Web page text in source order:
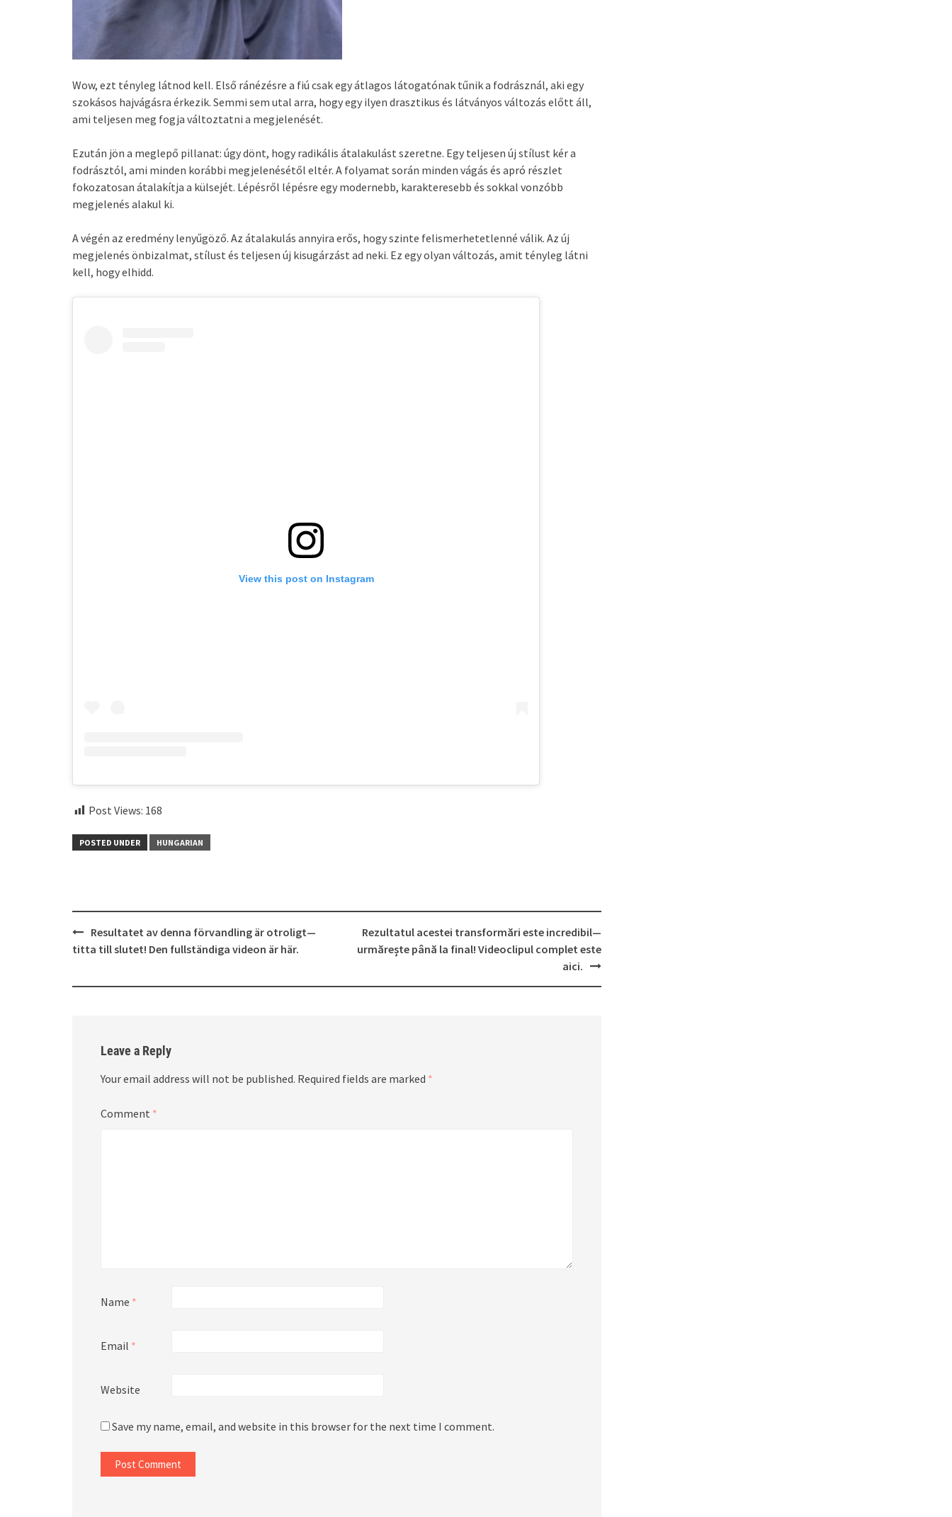
Wow, ezt tényleg látnod kell. Első ránézésre a fiú csak egy átlagos látogatónak tűnik a fodrásznál, aki egy
szokásos hajvágásra érkezik. Semmi sem utal arra, hogy egy ilyen drasztikus és látványos változás előtt áll,
ami teljesen meg fogja változtatni a megjelenését.
Ezután jön a meglepő pillanat: úgy dönt, hogy radikális átalakulást szeretne. Egy teljesen új stílust kér a
fodrásztól, ami minden korábbi megjelenésétől eltér. A folyamat során minden vágás és apró részlet
fokozatosan átalakítja a külsejét. Lépésről lépésre egy modernebb, karakteresebb és sokkal vonzóbb
megjelenés alakul ki.
A végén az eredmény lenyűgöző. Az átalakulás annyira erős, hogy szinte felismerhetetlenné válik. Az új
megjelenés önbizalmat, stílust és teljesen új kisugárzást ad neki. Ez egy olyan változás, amit tényleg látni
kell, hogy elhidd.
View this post on Instagram
Post Views: 168
POSTED UNDER HUNGARIAN
Post
navigation
Resultatet av denna förvandling är otroligt—
titta till slutet! Den fullständiga videon är här.
Rezultatul acestei transformări este incredibil—
urmărește până la final! Videoclipul complet este
aici.
Leave a Reply
Your email address will not be published. Required fields are marked *
Comment *
Name *
Email *
Website
Save my name, email, and website in this browser for the next time I comment.